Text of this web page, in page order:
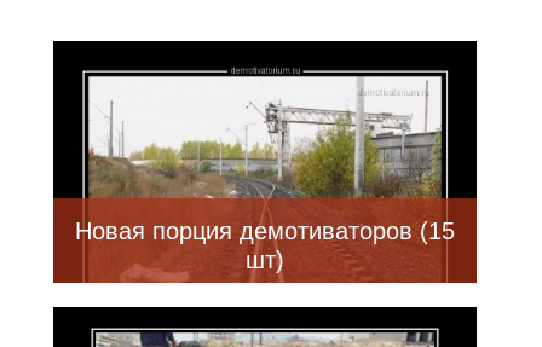
Новая порция демотиваторов (15
шт)